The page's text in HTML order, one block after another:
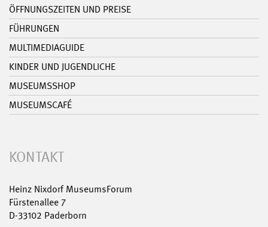
ÖFFNUNGSZEITEN UND PREISE
FÜHRUNGEN
MULTIMEDIAGUIDE
KINDER UND JUGENDLICHE
MUSEUMSSHOP
MUSEUMSCAFÉ
KONTAKT
Heinz Nixdorf MuseumsForum
Fürstenallee 7
D-33102 Paderborn